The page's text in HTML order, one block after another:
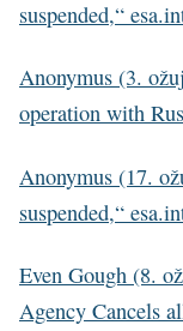
suspended,“
Anonymus (3.
op­er­a­tion with
Anonymus (17.
suspended,“
Even Gough (8.
Agency Cancels